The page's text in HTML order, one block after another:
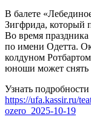
В балете
Зигфрида, который
Во время
по имени Одетта.
колдуном
юноши может снять
Узнать
https://ufa.kassir.ru/
ozero_2025-10-19